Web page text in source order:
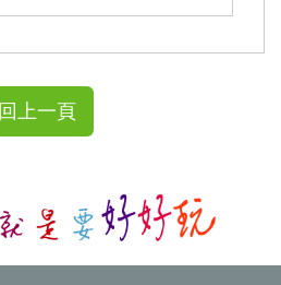
回上一頁